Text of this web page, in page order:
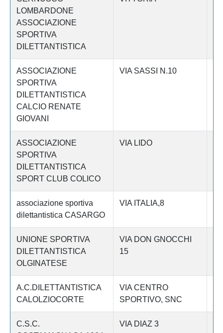
LOMBARDONE
ASSOCIAZIONE
SPORTIVA
DILETTANTISTICA
ASSOCIAZIONE
SPORTIVA
DILETTANTISTICA
CALCIO RENATE
GIOVANI
VIA SASSI N.10
ASSOCIAZIONE
SPORTIVA
DILETTANTISTICA
SPORT CLUB COLICO
VIA LIDO
associazione sportiva
dilettantistica CASARGO
VIA ITALIA,8
UNIONE SPORTIVA
DILETTANTISTICA
OLGINATESE
VIA DON GNOCCHI
15
A.C.DILETTANTISTICA
CALOLZIOCORTE
VIA CENTRO
SPORTIVO, SNC
C.S.C.
VIA DIAZ 3